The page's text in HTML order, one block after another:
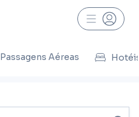
Passagens Aéreas